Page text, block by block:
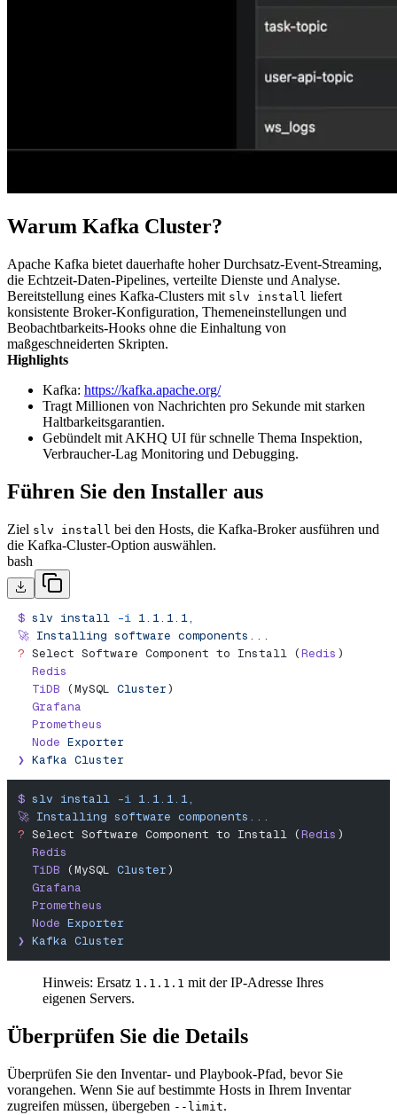
Warum Kafka Cluster?
Apache Kafka bietet dauerhafte hoher Durchsatz-Event-Streaming,
die Echtzeit-Daten-Pipelines, verteilte Dienste und Analyse.
Bereitstellung eines Kafka-Clusters mit slv install liefert
konsistente Broker-Konfiguration, Themeneinstellungen und
Beobachtbarkeits-Hooks ohne die Einhaltung von
maßgeschneiderten Skripten.
Highlights
Kafka: https://kafka.apache.org/
Tragt Millionen von Nachrichten pro Sekunde mit starken
Haltbarkeitsgarantien.
Gebündelt mit AKHQ UI für schnelle Thema Inspektion,
Verbraucher-Lag Monitoring und Debugging.
Führen Sie den Installer aus
Ziel slv install bei den Hosts, die Kafka-Broker ausführen und
die Kafka-Cluster-Option auswählen.
bash
$ slv install -i 1.1.1.1,
🚀 Installing software components...
? Select Software Component to Install (Redis )
  Redis
  TiDB
(MySQL Cluster)
  Grafana
  Prometheus
  Node
Exporter
❯ Kafka Cluster
$ slv install -i 1.1.1.1,
🚀 Installing software components...
? Select Software Component to Install (Redis )
  Redis
  TiDB
(MySQL Cluster)
  Grafana
  Prometheus
  Node
Exporter
❯ Kafka Cluster
Hinweis: Ersatz 1.1.1.1 mit der IP-Adresse Ihres
eigenen Servers.
Überprüfen Sie die Details
Überprüfen Sie den Inventar- und Playbook-Pfad, bevor Sie
vorangehen. Wenn Sie auf bestimmte Hosts in Ihrem Inventar
zugreifen müssen, übergeben --limit.